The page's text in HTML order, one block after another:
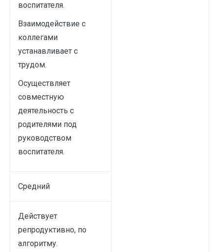
воспитателя.
Взаимодействие с
коллегами
устанавливает с
трудом.
Осуществляет
совместную
деятельность с
родителями под
руководством
воспитателя.
Средний
Действует
репродуктивно, по
алгоритму.